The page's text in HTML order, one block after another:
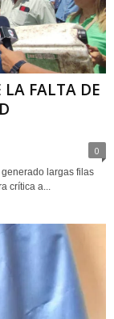
LA FALTA DE
0
largas filas
crítica a...